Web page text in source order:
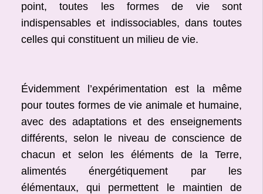
point, toutes les formes de vie sont
indispensables et indissociables, dans toutes
celles qui constituent un milieu de vie.
Évidemment l’expérimentation est la même
pour toutes formes de vie animale et humaine,
avec des adaptations et des enseignements
différents, selon le niveau de conscience de
chacun et selon les éléments de la Terre,
alimentés énergétiquement par les
élémentaux, qui permettent le maintien de